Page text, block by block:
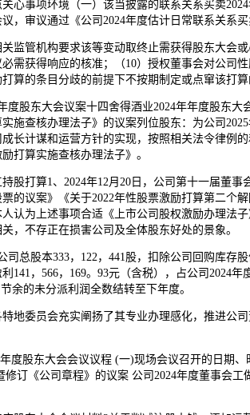
事项环境（一）该当披露的联系关系买卖2024
，审议通过《公司2024年度估计日常联系关系买
管机构要求该等变动取终止需获得股东大会或
需获得响应的核准；（10）授权董事会对公司
算的条目分歧的前提下不按期制定或点窜该打算
股东大会议案十四舍得酒业2024年年度股东大
施查核办理法子》的议案列位股东：为公司
长计谋和运营方针的实现，按照相关法令律例
打算实施查核办理法子》。
打算1、2024年12月20日，公司第十一届董事
的议案》《关于2022年性股票激励打算第二个
认为上述事项合适《上市公司股权激励办理法
，不存正在损害公司及全体股东好处的景象。
股本333，122，441股，扣除公司回购库存股
141，566，169。93元（含税），占公司2024年
余的未分派利润全数结转至下年度。
委员会充实阐扬了其专业办理感化，推进公司
股东大会会议议程 (一)现场会议召开的日期、
订《公司章程》的议案 公司2024年度董事会工